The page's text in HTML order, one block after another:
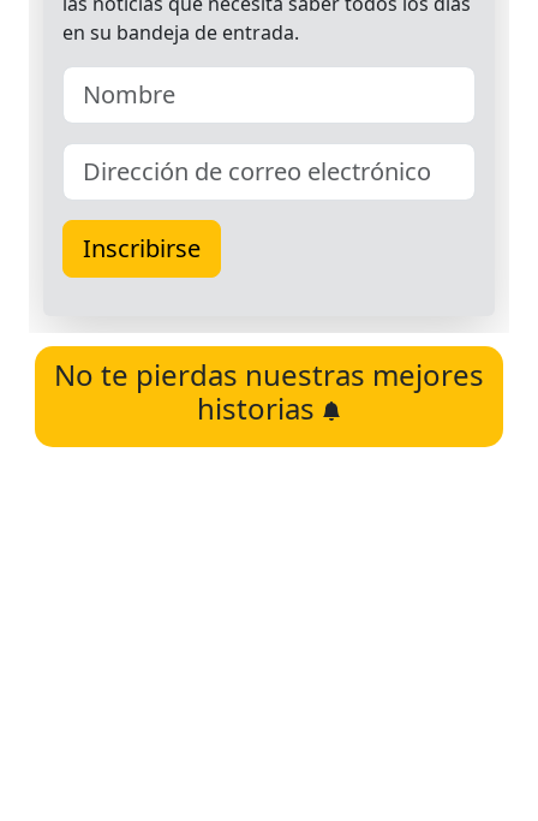
No te pierdas nuestras mejores
historias